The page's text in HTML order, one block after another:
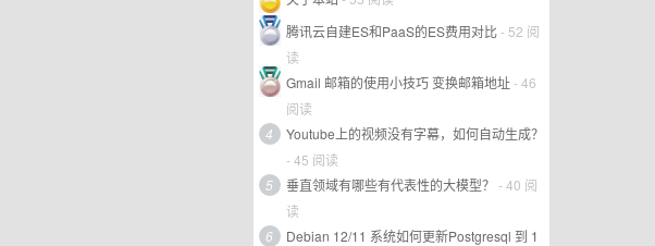
腾讯云自建ES和PaaS的ES费用对比- 52 阅
读
Gmail 邮箱的使用小技巧 变换邮箱地址- 46
阅读
4
Youtube上的视频没有字幕，如何自动生成？
- 45 阅读
5
垂直领域有哪些有代表性的大模型？ - 40 阅
读
6
Debian 12/11 系统如何更新Postgresql 到 1